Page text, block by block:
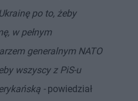
po to, żeby
w pełnym
generalnym NATO
wszyscy z PiS-u
-powiedział